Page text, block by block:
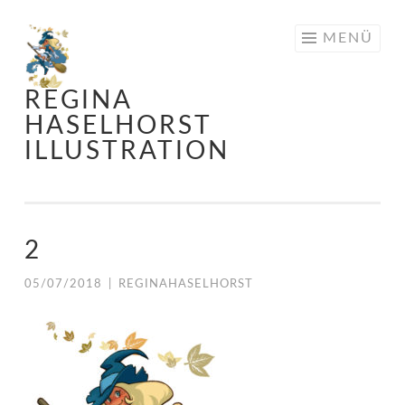
Springe
zum
Inhalt
REGINA
HASELHORST
ILLUSTRATION
MENÜ
2
05/07/2018 REGINAHASELHORST